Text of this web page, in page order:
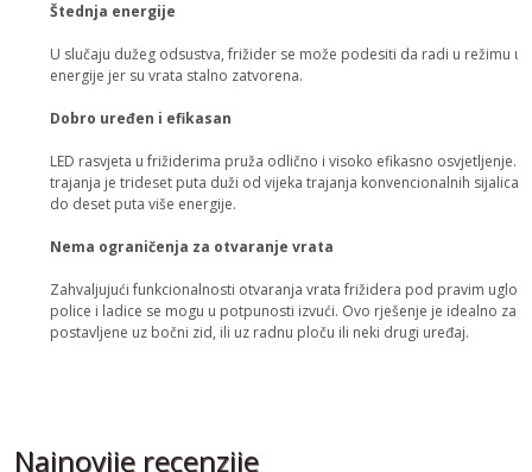
Štednja energije
U slučaju dužeg odsustva, frižider se može podesiti da radi u režimu
energije jer su vrata stalno zatvorena.
Dobro uređen i efikasan
LED rasvjeta u frižiderima pruža odlično i visoko efikasno osvjetljenje.
trajanja je trideset puta duži od vijeka trajanja konvencionalnih sijalica,
do deset puta više energije.
Nema ograničenja za otvaranje vrata
Zahvaljujući funkcionalnosti otvaranja vrata frižidera pod pravim
police i ladice se mogu u potpunosti izvući. Ovo rješenje je idealno za
postavljene uz bočni zid, ili uz radnu ploču ili neki drugi uređaj.
Najnovije recenzije